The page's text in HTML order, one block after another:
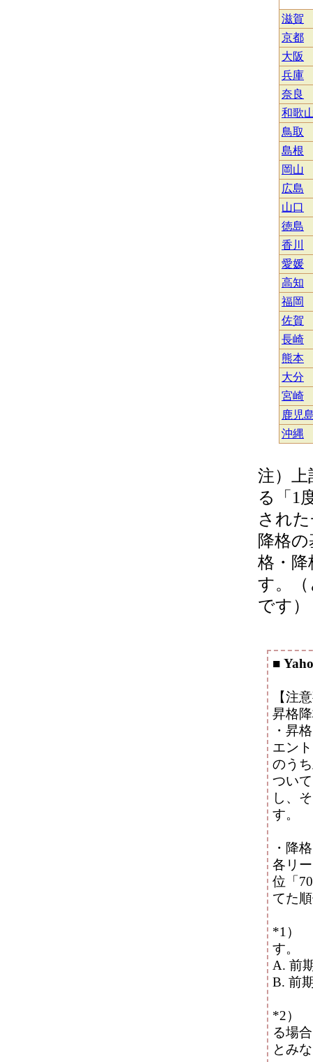
滋賀
京都
大阪
兵庫
奈良
和歌
鳥取
島根
岡山
広島
山口
徳島
香川
愛媛
高知
福岡
佐賀
長崎
熊本
大分
宮崎
鹿児
沖縄
注）上
る「1
され
降格
格・
す。
です）
■
【注
昇格
・昇格
エン
のう
つい
し、
す。
・降格
各リ
位「
てた
*1）
す。
A. 前
B. 前
*2）
る場
とみ